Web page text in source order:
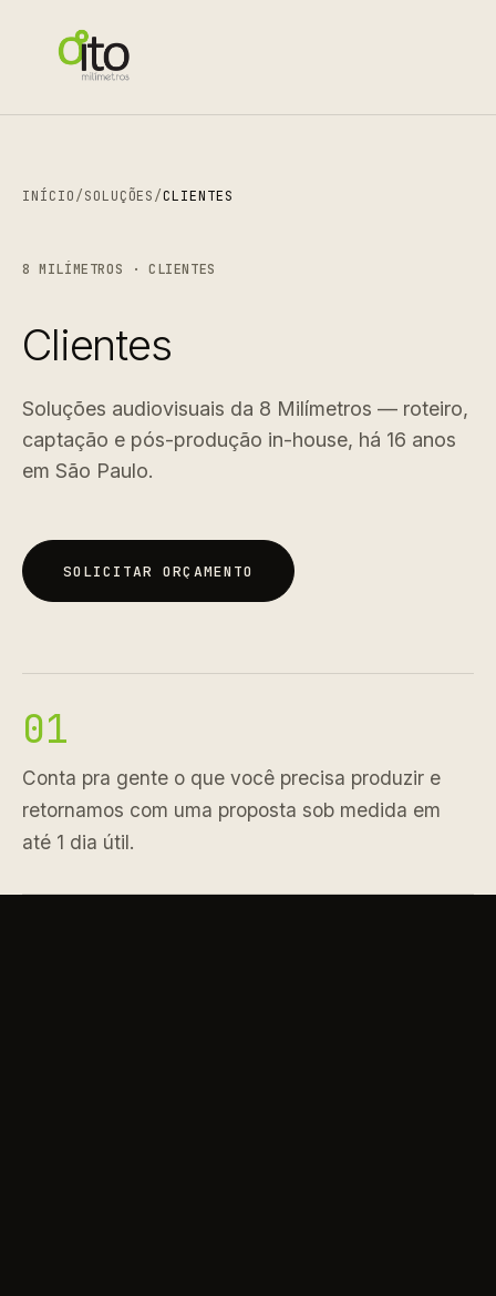
INÍCIO/SOLUÇÕES/CLIENTES
8 MILÍMETROS · CLIENTES
Clientes
Soluções audiovisuais da 8 Milímetros — roteiro,
captação e pós-produção in-house, há 16 anos
em São Paulo.
SOLICITAR ORÇAMENTO
01
Conta pra gente o que você precisa produzir e
retornamos com uma proposta sob medida em
até 1 dia útil.